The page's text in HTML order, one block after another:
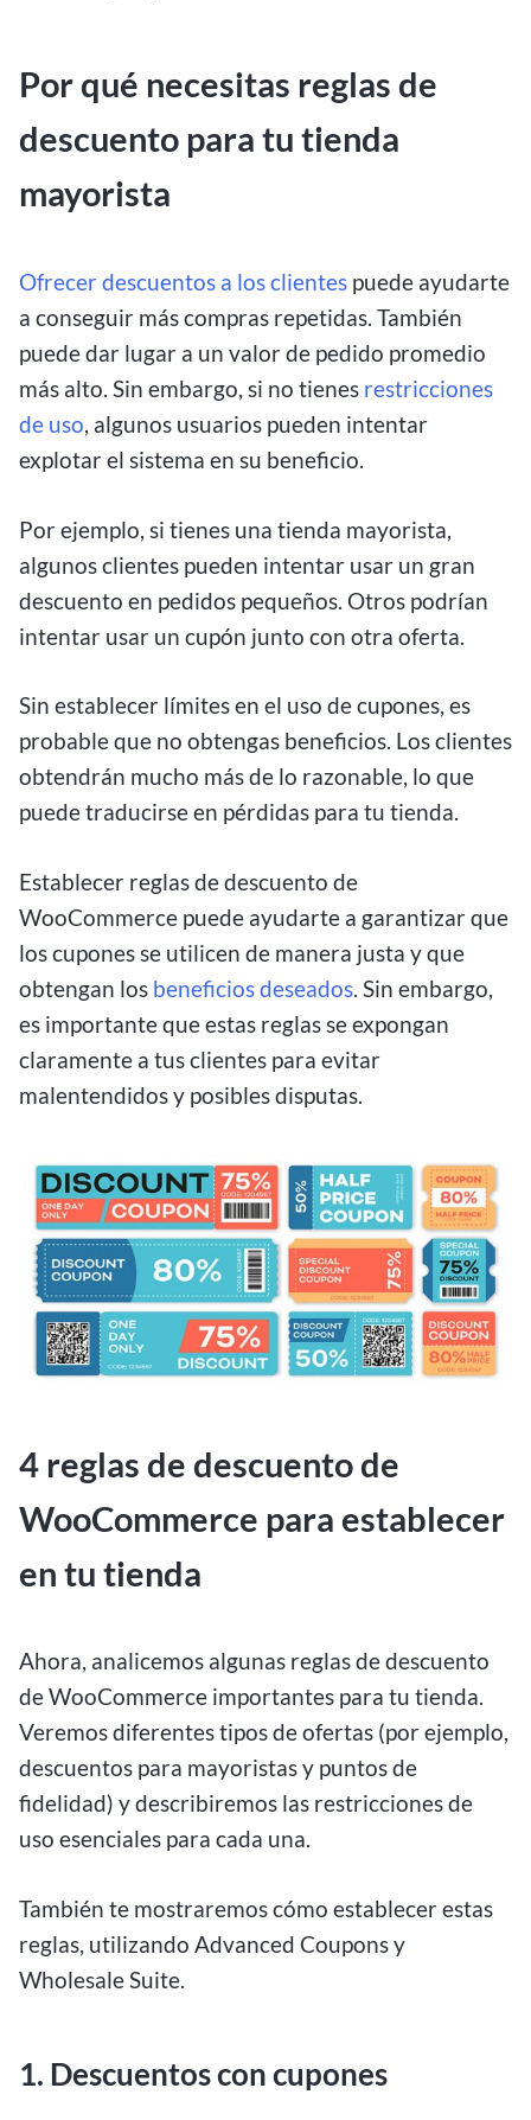
Por qué necesitas reglas de
descuento para tu tienda
mayorista
Ofrecer descuentos a los clientes puede ayudarte
a conseguir más compras repetidas. También
puede dar lugar a un valor de pedido promedio
más alto. Sin embargo, si no tienes restricciones
de uso, algunos usuarios pueden intentar
explotar el sistema en su beneficio.
Por ejemplo, si tienes una tienda mayorista,
algunos clientes pueden intentar usar un gran
descuento en pedidos pequeños. Otros podrían
intentar usar un cupón junto con otra oferta.
Sin establecer límites en el uso de cupones, es
probable que no obtengas beneficios. Los clientes
obtendrán mucho más de lo razonable, lo que
puede traducirse en pérdidas para tu tienda.
Establecer reglas de descuento de
WooCommerce puede ayudarte a garantizar que
los cupones se utilicen de manera justa y que
obtengan los beneficios deseados. Sin embargo,
es importante que estas reglas se expongan
claramente a tus clientes para evitar
malentendidos y posibles disputas.
4 reglas de descuento de
WooCommerce para establecer
en tu tienda
Ahora, analicemos algunas reglas de descuento
de WooCommerce importantes para tu tienda.
Veremos diferentes tipos de ofertas (por ejemplo,
descuentos para mayoristas y puntos de
fidelidad) y describiremos las restricciones de
uso esenciales para cada una.
También te mostraremos cómo establecer estas
reglas, utilizando Advanced Coupons y
Wholesale Suite.
1. Descuentos con cupones